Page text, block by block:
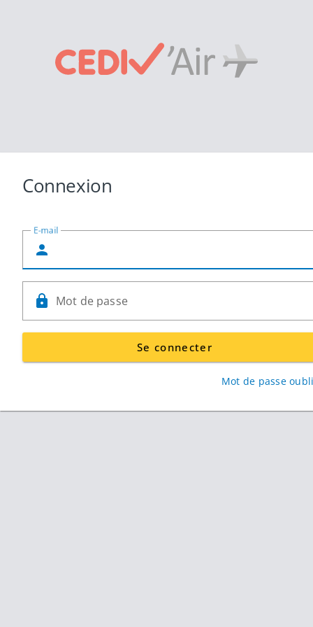
Connexion
E-mail
Mot de passe
Se connecter
Mot de passe